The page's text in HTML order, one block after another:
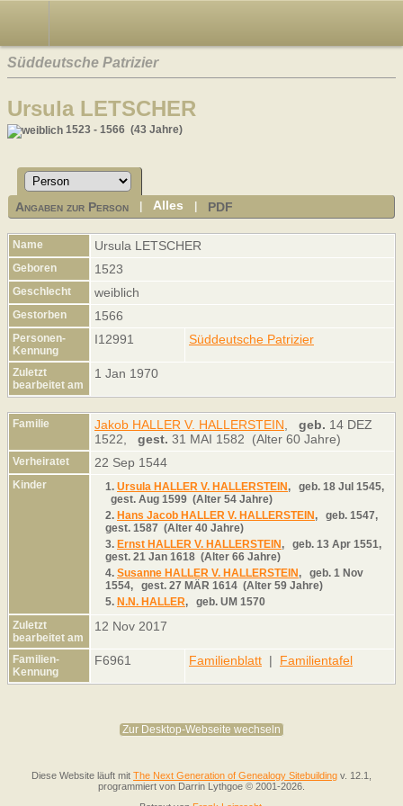
Süddeutsche Patrizier
Ursula LETSCHER
1523 - 1566 (43 Jahre)
Angaben zur Person |Alles PDF
Name Ursula LETSCHER
Geboren 1523
Geschlecht weiblich
Gestorben 1566
Personen-
Kennung
I12991 Süddeutsche Patrizier
Zuletzt
bearbeitet am
1 Jan 1970
Familie Jakob HALLER V. HALLERSTEIN geb. 14 DEZ
1522, gest. 31 MAI 1582 (Alter 60 Jahre)
Verheiratet 22 Sep 1544
Kinder 1. Ursula HALLER V. HALLERSTEIN, geb. 18 Jul 1545,
gest. Aug 1599 (Alter 54 Jahre)
2. Hans Jacob HALLER V. HALLERSTEIN, geb. 1547,
gest. 1587 (Alter 40 Jahre)
3. Ernst HALLER V. HALLERSTEIN, geb. 13 Apr 1551,
gest. 21 Jan 1618 (Alter 66 Jahre)
4. Susanne HALLER V. HALLERSTEIN, geb. 1 Nov
1554, gest. 27 MÄR 1614 (Alter 59 Jahre)
5. N.N. HALLER, geb. UM 1570
Zuletzt
bearbeitet am
12 Nov 2017
Familien-
Kennung
F6961 Familienblatt | Familientafel
Zur Desktop-Webseite wechseln
Diese Website läuft mit The Next Generation of Genealogy Sitebuilding v. 12.1,
programmiert von Darrin Lythgoe © 2001-2026.